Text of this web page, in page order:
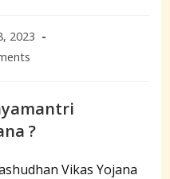
2023
?
Vikas Yojana